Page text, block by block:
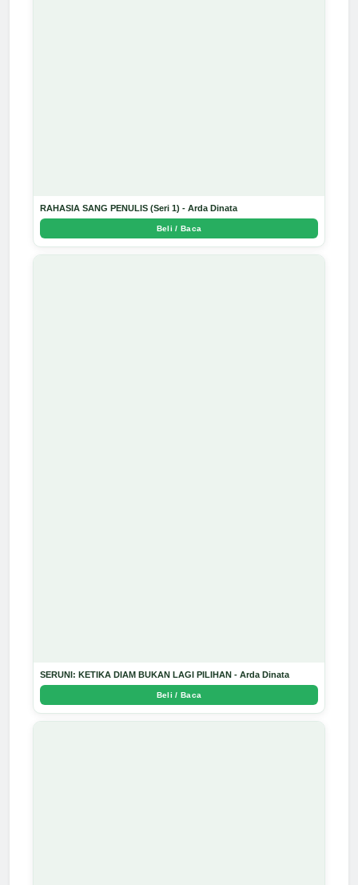
RAHASIA SANG PENULIS (Seri 1) - Arda Dinata
Beli / Baca
SERUNI: KETIKA DIAM BUKAN LAGI PILIHAN - Arda Dinata
Beli / Baca